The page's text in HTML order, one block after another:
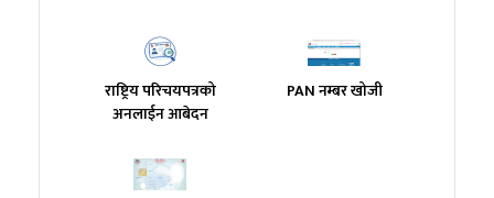
राष्ट्रिय परिचयपत्रको
अनलाईन आबेदन
PAN नम्बर खोजी